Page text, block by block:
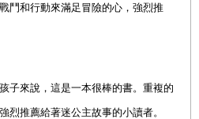
鬥和行動來滿足冒險的心，強烈推
子來說，這是一本很棒的書。重複的
烈推薦給著迷公主故事的小讀者。